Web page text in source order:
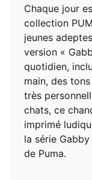
Chaque jour
collection
jeunes
version «
quotidien,
main, des
très
chats, ce
imprimé
la série
de Puma.